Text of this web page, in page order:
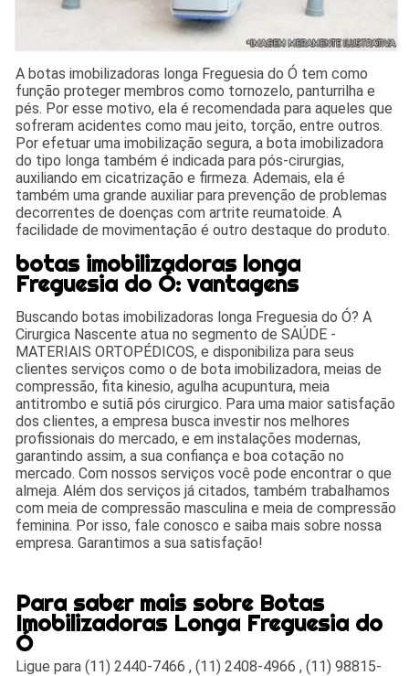
A botas imobilizadoras longa Freguesia do Ó tem como
função proteger membros como tornozelo, panturrilha e
pés. Por esse motivo, ela é recomendada para aqueles que
sofreram acidentes como mau jeito, torção, entre outros.
Por efetuar uma imobilização segura, a bota imobilizadora
do tipo longa também é indicada para pós-cirurgias,
auxiliando em cicatrização e firmeza. Ademais, ela é
também uma grande auxiliar para prevenção de problemas
decorrentes de doenças com artrite reumatoide. A
facilidade de movimentação é outro destaque do produto.
botas imobilizadoras longa
Freguesia do Ó: vantagens
Buscando botas imobilizadoras longa Freguesia do Ó? A
Cirurgica Nascente atua no segmento de SAÚDE -
MATERIAIS ORTOPÉDICOS, e disponibiliza para seus
clientes serviços como o de bota imobilizadora, meias de
compressão, fita kinesio, agulha acupuntura, meia
antitrombo e sutiã pós cirurgico. Para uma maior satisfação
dos clientes, a empresa busca investir nos melhores
profissionais do mercado, e em instalações modernas,
garantindo assim, a sua confiança e boa cotação no
mercado. Com nossos serviços você pode encontrar o que
almeja. Além dos serviços já citados, também trabalhamos
com meia de compressão masculina e meia de compressão
feminina. Por isso, fale conosco e saiba mais sobre nossa
empresa. Garantimos a sua satisfação!
Para saber mais sobre Botas
Imobilizadoras Longa Freguesia do
Ó
Ligue para(11) 2440-7466 ,(11) 2408-4966 ,(11) 98815-